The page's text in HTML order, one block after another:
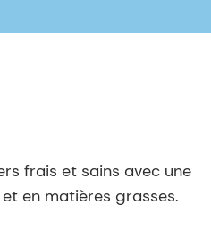
frais et sains avec une
en matières grasses.